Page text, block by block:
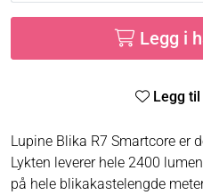
Legg i
Legg
Lupine Blika R7 Smartcore er
Lykten leverer hele 2400
på hele blikakastelengde